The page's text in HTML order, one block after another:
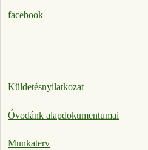
facebook
Küldetésnyilatkozat
Óvodánk alapdokumentumai
Munkaterv